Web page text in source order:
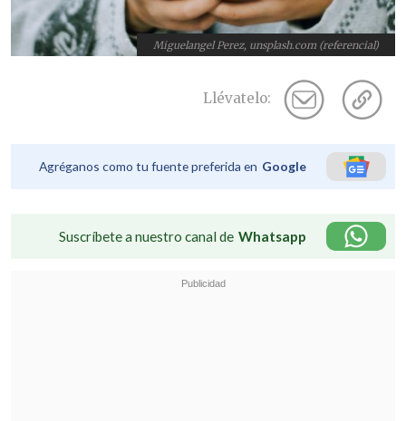
Miguelangel Perez, unsplash.com (referencial)
Llévatelo:
Agréganos como tu fuente preferida en Google
Suscríbete a nuestro canal de Whatsapp